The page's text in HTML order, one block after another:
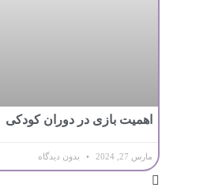
اهمیت بازی در دوران کودکی
مارس 27, 2024 بدون دیدگاه